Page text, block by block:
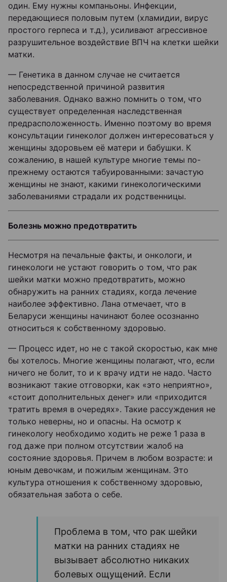
один. Ему нужны компаньоны. Инфекции,
передающиеся половым путем (хламидии, вирус
простого герпеса и т.д.), усиливают агрессивное
разрушительное воздействие ВПЧ на клетки шейки
матки.
— Генетика в данном случае не считается
непосредственной причиной развития
заболевания. Однако важно помнить о том, что
существует определенная наследственная
предрасположенность. Именно поэтому во время
консультации гинеколог должен интересоваться у
женщины здоровьем её матери и бабушки. К
сожалению, в нашей культуре многие темы по-
прежнему остаются табуированными: зачастую
женщины не знают, какими гинекологическими
заболеваниями страдали их родственницы.
Болезнь можно предотвратить
Несмотря на печальные факты, и онкологи, и
гинекологи не устают говорить о том, что рак
шейки матки можно предотвратить, можно
обнаружить на ранних стадиях, когда лечение
наиболее эффективно. Лана отмечает, что в
Беларуси женщины начинают более осознанно
относиться к собственному здоровью.
— Процесс идет, но не с такой скоростью, как мне
бы хотелось. Многие женщины полагают, что, если
ничего не болит, то и к врачу идти не надо. Часто
возникают такие отговорки, как «это неприятно»,
«стоит дополнительных денег» или «приходится
тратить время в очередях». Такие рассуждения не
только неверны, но и опасны. На осмотр к
гинекологу необходимо ходить не реже 1 раза в
год даже при полном отсутствии жалоб на
состояние здоровья. Причем в любом возрасте: и
юным девочкам, и пожилым женщинам. Это
культура отношения к собственному здоровью,
обязательная забота о себе.
Проблема в том, что рак шейки
матки на ранних стадиях не
вызывает абсолютно никаких
болевых ощущений. Если